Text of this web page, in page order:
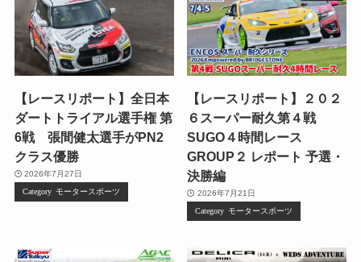
【レースリポート】全日本
ダートトライアル選手権 第
6戦 張間健太選手がPN2
クラス優勝
2026年7月27日
モータースポーツ
【レースリポート】２０２
６スーパー耐久第４戦
SUGO４時間レース
GROUP２ レポート 予選・
決勝編
2026年7月21日
モータースポーツ